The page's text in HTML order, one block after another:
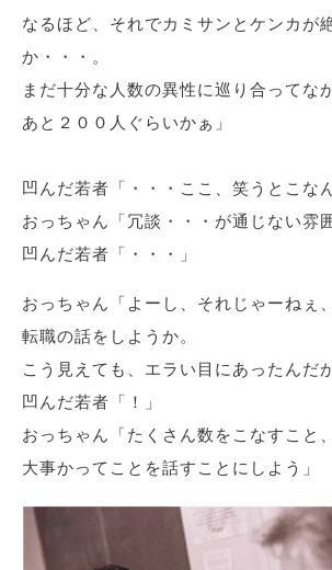
なるほど、それでカミサンとケンカが
か・・・。
まだ十分な人数の異性に巡り合ってな
あと２００人ぐらいかぁ」
凹んだ若者「・・・ここ、笑うとこな
おっちゃん「冗談・・・が通じない雰
凹んだ若者「・・・」
おっちゃん「よーし、それじゃーねぇ
転職の話をしようか。
こう見えても、エラい目にあったんだ
凹んだ若者「！」
おっちゃん「たくさん数をこなすこと
大事かってことを話すことにしよう」